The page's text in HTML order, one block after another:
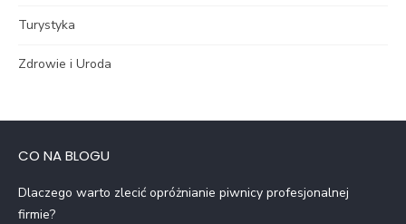
Turystyka
Zdrowie i Uroda
CO NA BLOGU
Dlaczego warto zlecić opróżnianie piwnicy profesjonalnej
firmie?